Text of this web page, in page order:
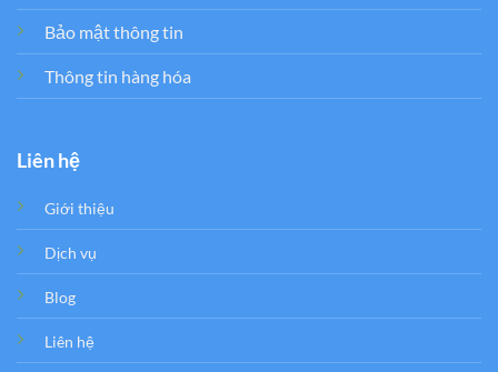
Bảo mật thông tin
Thông tin hàng hóa
Liên hệ
Giới thiệu
Dịch vụ
Blog
Liên hệ